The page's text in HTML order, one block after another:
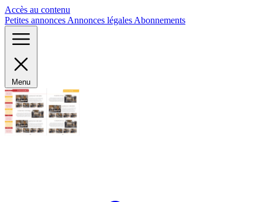
Accès au contenu
Petites annonces Annonces légales Abonnements
Menu
Panneau de gestion des cookies